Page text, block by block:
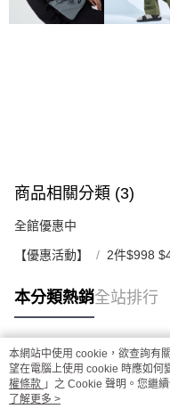
商品相關分類 (3)
全館優惠中
【優惠活動】 2件$998
本分類熱銷全站排行
熱門標籤
本網站中使用 cookie，欲查詢有
望在電腦上使用 cookie 時應如何
權條款 」之 Cookie 聲明。您繼
用條款之 Cookie 聲明使用 cookie
了解更多 >